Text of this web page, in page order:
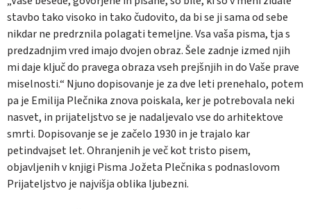
stavbo tako visoko in tako čudovito, da bi se ji sama od sebe
nikdar ne predrznila polagati temeljne. Vsa vaša pisma, tja s
predzadnjim vred imajo dvojen obraz.Šele zadnje izmed njih
mi daje ključ do pravega obraza vseh prejšnjih in do Vaše prave
miselnosti.“ Njuno dopisovanje je za dve leti prenehalo, potem
pa je Emilija Plečnika znova poiskala, ker je potrebovala neki
nasvet, in prijateljstvo se je nadaljevalo vse do arhitektove
smrti. Dopisovanje se je začelo 1930 in je trajalo kar
petindvajset let. Ohranjenih je več kot tristo pisem,
objavljenih v knjigi Pisma Jožeta Plečnika s podnaslovom
Prijateljstvo je najvišja oblika ljubezni.